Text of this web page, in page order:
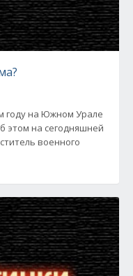
году на Южном Урале
этом на сегодняшней
военного